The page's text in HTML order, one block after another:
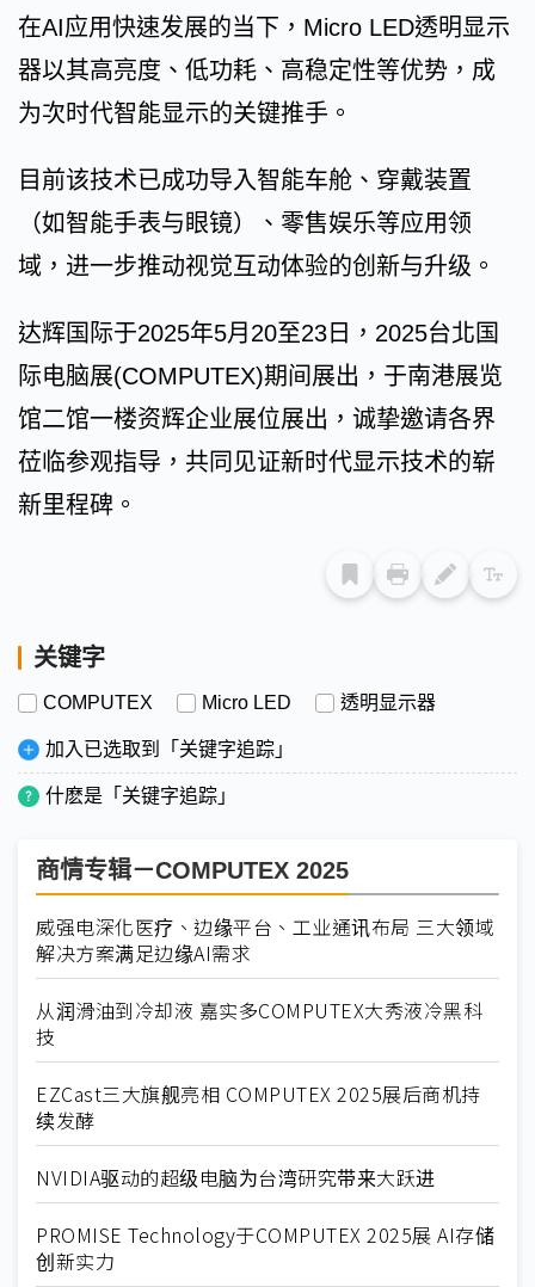
在AI应用快速发展的当下，Micro LED透明显示
器以其高亮度、低功耗、高稳定性等优势，成
为次时代智能显示的关键推手。
目前该技术已成功导入智能车舱、穿戴装置
（如智能手表与眼镜）、零售娱乐等应用领
域，进一步推动视觉互动体验的创新与升级。
达辉国际于2025年5月20至23日，2025台北国
际电脑展(COMPUTEX)期间展出，于南港展览
馆二馆一楼资辉企业展位展出，诚挚邀请各界
莅临参观指导，共同见证新时代显示技术的崭
新里程碑。
关键字
COMPUTEX Micro LED 透明显示器
加入已选取到「关键字追踪」
什麽是「关键字追踪」
商情专辑－COMPUTEX 2025
威强电深化医疗、边缘平台、工业通讯布局 三大领域
解决方案满足边缘AI需求
从润滑油到冷却液 嘉实多COMPUTEX大秀液冷黑科
技
EZCast三大旗舰亮相 COMPUTEX 2025展后商机持
续发酵
NVIDIA驱动的超级电脑为台湾研究带来大跃进
PROMISE Technology于COMPUTEX 2025展 AI存储
创新实力